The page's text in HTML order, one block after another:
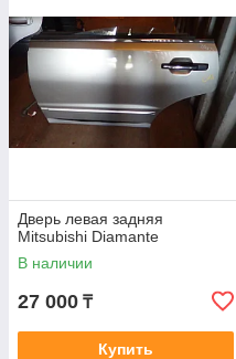
Дверь левая задняя
Mitsubishi Diamante
В наличии
27 000 ₸
Купить